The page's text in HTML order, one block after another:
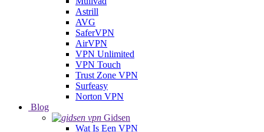
Astrill
AVG
SaferVPN
AirVPN
VPN Unlimited
VPN Touch
Trust Zone VPN
Surfeasy
Norton VPN
Blog
Gidsen
Wat Is Een VPN